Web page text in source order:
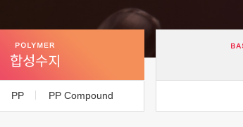
합성수지
PP PP Compound